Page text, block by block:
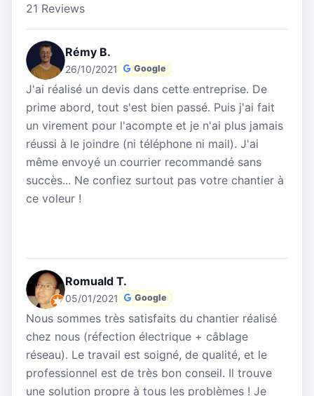
21 Reviews
Rémy B.
26/10/2021 Google
J'ai réalisé un devis dans cette entreprise. De
prime abord, tout s'est bien passé. Puis j'ai fait
un virement pour l'acompte et je n'ai plus jamais
réussi à le joindre (ni téléphone ni mail). J'ai
même envoyé un courrier recommandé sans
succès... Ne confiez surtout pas votre chantier à
ce voleur !
Romuald T.
05/01/2021 Google
Nous sommes très satisfaits du chantier réalisé
chez nous (réfection électrique + câblage
réseau). Le travail est soigné, de qualité, et le
professionnel est de très bon conseil. Il trouve
une solution propre à tous les problèmes ! Je